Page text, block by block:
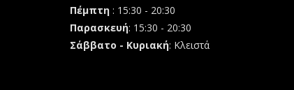
Πέμπτη : 15:30 - 20:30
Παρασκευή: 15:30 - 20:30
Σάββατο - Κυριακή: Κλειστά